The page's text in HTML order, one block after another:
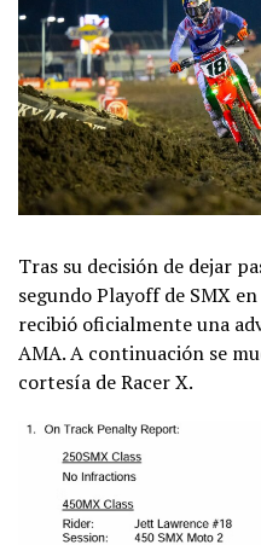
Tras su decisión de dejar
segundo Playoff de SMX
recibió oficialmente una
AMA. A continuación se
cortesía de Racer X.